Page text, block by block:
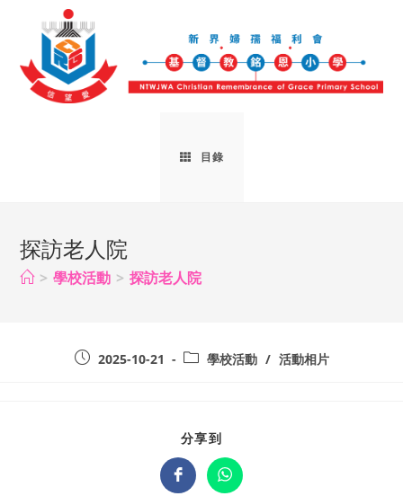
目錄
探訪老人院
> 學校活動 > 探訪老人院
2025-10-21 學校活動 / 活動相片
分享到